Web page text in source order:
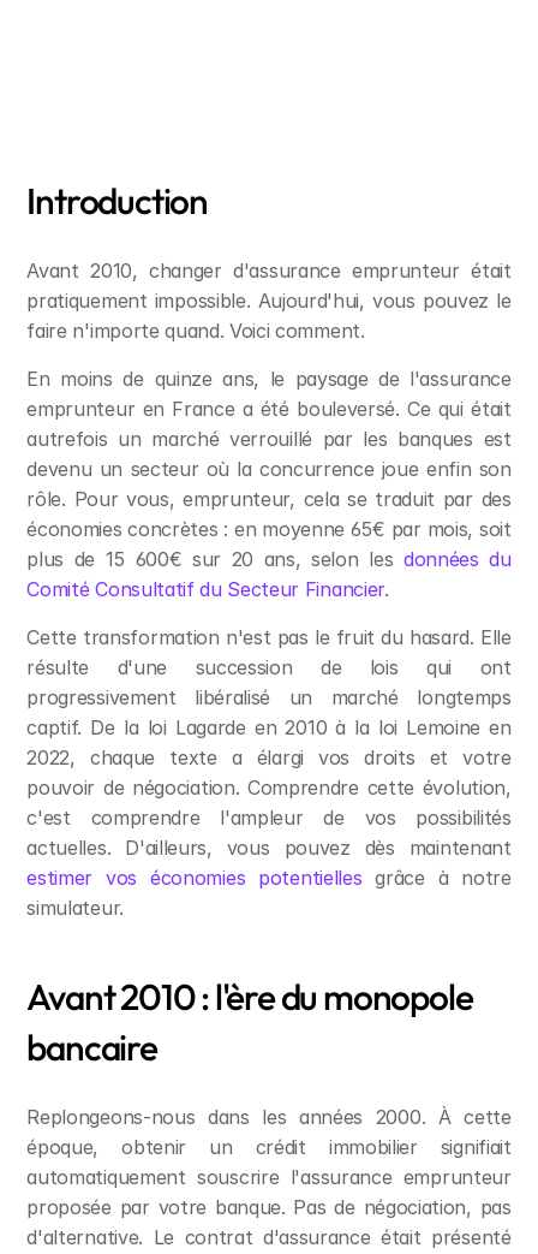
Introduction
Avant 2010, changer d'assurance emprunteur était
pratiquement impossible. Aujourd'hui, vous pouvez le
faire n'importe quand. Voici comment.
En moins de quinze ans, le paysage de l'assurance
emprunteur en France a été bouleversé. Ce qui était
autrefois un marché verrouillé par les banques est
devenu un secteur où la concurrence joue enfin son
rôle. Pour vous, emprunteur, cela se traduit par des
économies concrètes : en moyenne 65€ par mois, soit
plus de 15 600€ sur 20 ans, selon les données du
Comité Consultatif du Secteur Financier.
Cette transformation n'est pas le fruit du hasard. Elle
résulte d'une succession de lois qui ont
progressivement libéralisé un marché longtemps
captif. De la loi Lagarde en 2010 à la loi Lemoine en
2022, chaque texte a élargi vos droits et votre
pouvoir de négociation. Comprendre cette évolution,
c'est comprendre l'ampleur de vos possibilités
estimer vos économies potentielles grâce à notre
simulateur.
Avant 2010 : l'ère du monopole
bancaire
Replongeons-nous dans les années 2000. À cette
époque, obtenir un crédit immobilier signifiait
automatiquement souscrire l'assurance emprunteur
proposée par votre banque. Pas de négociation, pas
d'alternative. Le contrat d'assurance était présenté